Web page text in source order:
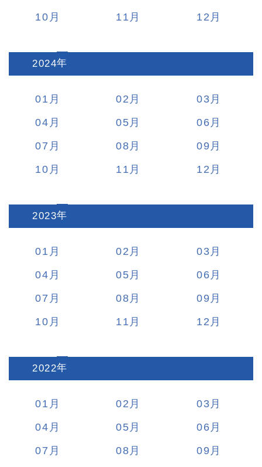
10
11 12
2024:
01 02
03
04
05
06
07
08
09
10
11 12
2023:
01 02
03
04
05
06
07
08
09
10
11 12
2022:
01 02
03
04
05
06
07
08
09